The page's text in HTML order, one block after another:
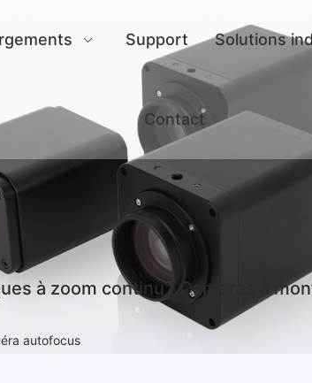
Support Solutions
Contact
à zoom continu / Caméras à
autofocus